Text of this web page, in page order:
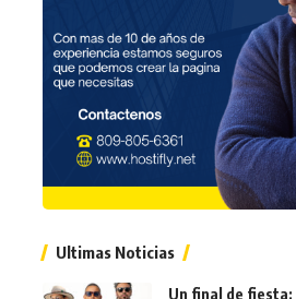
Ultimas Noticias
Un final de